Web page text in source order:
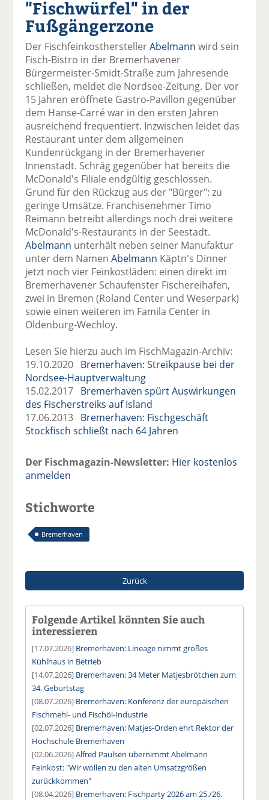
el
a
F
e
b
o
o
k
il
e
n
tt
n
Li
k
e
di
n
te
n
E
ai
l
v
se
e
ck
"Fischwürfel" in der
Fußgängerzone
Der FischfeinkostherstellerAbelmann wird sein
Fisch-Bistro in der Bremerhavener
Bürgermeister-Smidt-Straße zum Jahresende
schließen, meldet die Nordsee-Zeitung. Der vor
15 Jahren eröffnete Gastro-Pavillon gegenüber
dem Hanse-Carré war in den ersten Jahren
ausreichend frequentiert. Inzwischen leidet das
Restaurant unter dem allgemeinen
Kundenrückgang in der Bremerhavener
Innenstadt. Schräg gegenüber hat bereits die
McDonald's Filiale endgültig geschlossen.
Grund für den Rückzug aus der "Bürger": zu
geringe Umsätze. Franchisenehmer Timo
Reimann betreibt allerdings noch drei weitere
McDonald's-Restaurants in der Seestadt.
Abelmann unterhält neben seiner Manufaktur
unter dem NamenAbelmann Käptn's Dinner
jetzt noch vier Feinkostläden: einen direkt im
Bremerhavener Schaufenster Fischereihafen,
zwei in Bremen (Roland Center und Weserpark)
sowie einen weiteren im Famila Center in
Oldenburg-Wechloy.
Lesen Sie hierzu auch im FischMagazin-Archiv:
19.10.2020 Bremerhaven: Streikpause bei der
Nordsee-Hauptverwaltung
15.02.2017 Bremerhaven spürt Auswirkungen
des Fischerstreiks auf Island
17.06.2013 Bremerhaven: Fischgeschäft
Stockfisch schließt nach 64 Jahren
Der Fischmagazin-Newsletter: Hier kostenlos
anmelden
Stichworte
Bremerhaven
Zurück
Folgende Artikel könnten Sie auch
interessieren
[17.07.2026] Bremerhaven: Lineage nimmt großes
Kühlhaus in Betrieb
[14.07.2026] Bremerhaven: 34 Meter Matjesbrötchen zum
34. Geburtstag
[08.07.2026] Bremerhaven: Konferenz der europäischen
Fischmehl- und Fischöl-Industrie
[02.07.2026] Bremerhaven: Matjes-Orden ehrt Rektor der
Hochschule Bremerhaven
[02.06.2026]Alfred Paulsen übernimmt Abelmann
Feinkost: "Wir wollen zu den alten Umsatzgrößen
zurückkommen"
[08.04.2026] Bremerhaven: Fischparty 2026 am 25./26.